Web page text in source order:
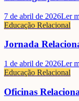
7 de abril de 2026Ler
Educação Relacional
Jornada
1 de abril de 2026Ler
Educação Relacional
Oficinas